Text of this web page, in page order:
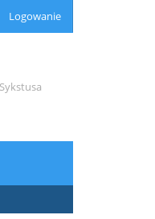
Logowanie